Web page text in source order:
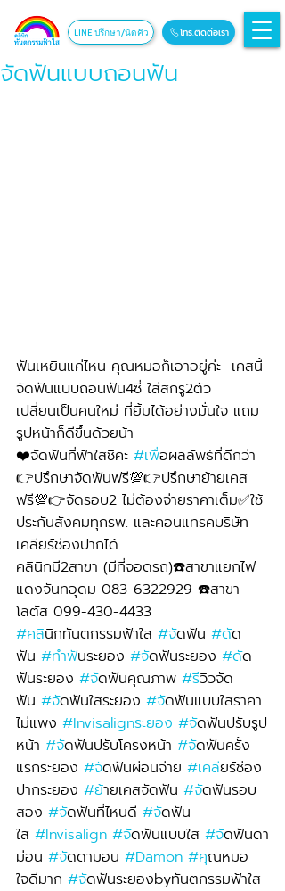
โทร.ติดต่อเรา
LINE ปรึกษา/นัดคิว
จัดฟันแบบถอนฟัน
ฟันเหยินแค่ไหน คุณหมอก็เอาอยู่ค่ะ  เคสนี้
จัดฟันแบบถอนฟัน4ซี่ ใส่สกรู2ตัว
เปลี่ยนเป็นคนใหม่ ที่ยิ้มได้อย่างมั่นใจ แถม
รูปหน้าก็ดีขึ้นด้วยน้า
❤️จัดฟันที่ฟ้าใสซิคะ #เพื่อผลลัพธ์ที่ดีกว่า
👉ปรึกษาจัดฟันฟรี💯👉ปรึกษาย้ายเคส
ฟรี💯👉จัดรอบ2 ไม่ต้องจ่ายราคาเต็ม✅ใช้
ประกันสังคมทุกรพ. และคอนแทรคบริษัท
เคลียร์ช่องปากได้
คลินิกมี2สาขา (มีที่จอดรถ)☎️สาขาแยกไฟ
แดงจันทอุดม 083-6322929 ☎️สาขา
โลตัส 099-430-4433
#คลินิกทันตกรรมฟ้าใส #จัดฟัน #ดัด
ฟัน #ทำฟันระยอง #จัดฟันระยอง #ดัด
ฟันระยอง #จัดฟันคุณภาพ #รีวิวจัด
ฟัน #จัดฟันใสระยอง #จัดฟันแบบใสราคา
ไม่แพง #Invisalignระยอง #จัดฟันปรับรูป
หน้า #จัดฟันปรับโครงหน้า #จัดฟันครั้ง
แรกระยอง #จัดฟันผ่อนจ่าย #เคลียร์ช่อง
ปากระยอง #ย้ายเคสจัดฟัน #จัดฟันรอบ
สอง #จัดฟันที่ไหนดี #จัดฟัน
ใส #Invisalign #จัดฟันแบบใส #จัดฟันดา
ม่อน #จัดดามอน #Damon #คุณหมอ
ใจดีมาก #จัดฟันระยองbyทันตกรรมฟ้าใส